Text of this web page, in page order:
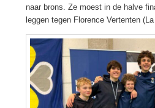
naar brons. Ze moest in de halve
leggen tegen Florence Vertenten